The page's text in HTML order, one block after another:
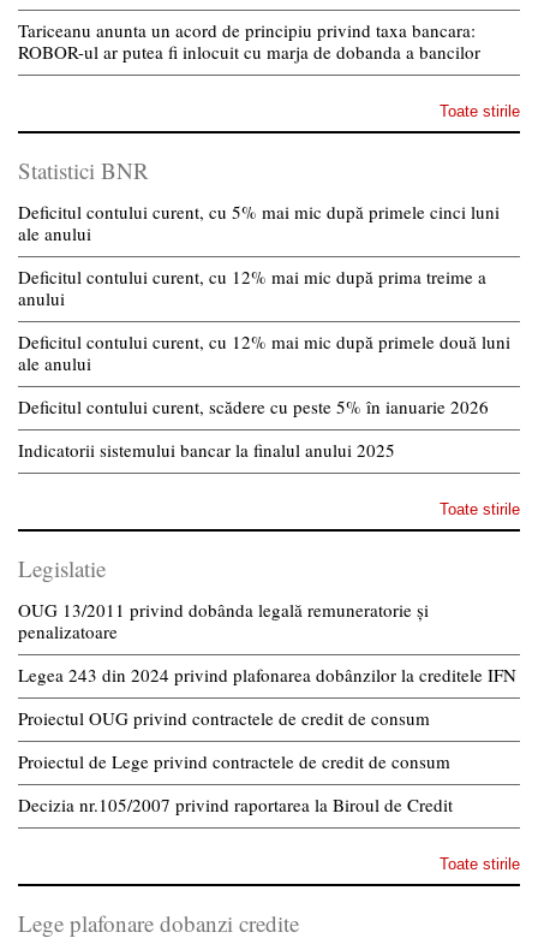
Tariceanu anunta un acord de principiu privind taxa bancara:
ROBOR-ul ar putea fi inlocuit cu marja de dobanda a bancilor
Toate stirile
Statistici BNR
Deficitul contului curent, cu 5% mai mic după primele cinci luni
ale anului
Deficitul contului curent, cu 12% mai mic după prima treime a
anului
Deficitul contului curent, cu 12% mai mic după primele două luni
ale anului
Deficitul contului curent, scădere cu peste 5% în ianuarie 2026
Indicatorii sistemului bancar la finalul anului 2025
Toate stirile
Legislatie
OUG 13/2011 privind dobânda legală remuneratorie și
penalizatoare
Legea 243 din 2024 privind plafonarea dobânzilor la creditele IFN
Proiectul OUG privind contractele de credit de consum
Proiectul de Lege privind contractele de credit de consum
Decizia nr.105/2007 privind raportarea la Biroul de Credit
Toate stirile
Lege plafonare dobanzi credite